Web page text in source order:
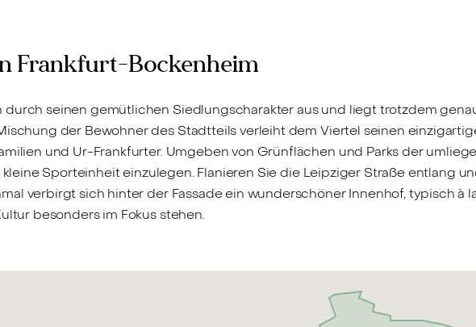
Frankfurt-Bockenheim
durch seinen gemütlichen Siedlungscharakter aus und liegt trotzdem
der Bewohner des Stadtteils verleiht dem Viertel seinen
und Ur-Frankfurter. Umgeben von Grünflächen und Parks der
Sporteinheit einzulegen. Flanieren Sie die Leipziger Straße entlang
verbirgt sich hinter der Fassade ein wunderschöner Innenhof, typisch à
besonders im Fokus stehen.